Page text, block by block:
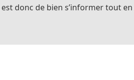
donc de bien s’informer tout